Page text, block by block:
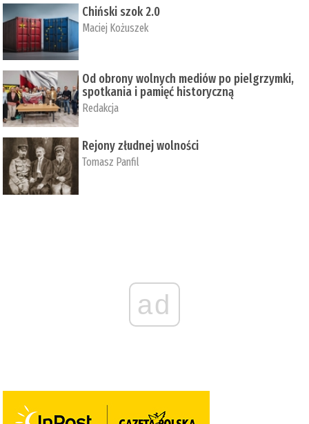
Chiński szok 2.0
Maciej Kożuszek
Od obrony wolnych mediów po pielgrzymki,
spotkania i pamięć historyczną
Redakcja
Rejony złudnej wolności
Tomasz Panfil
ad